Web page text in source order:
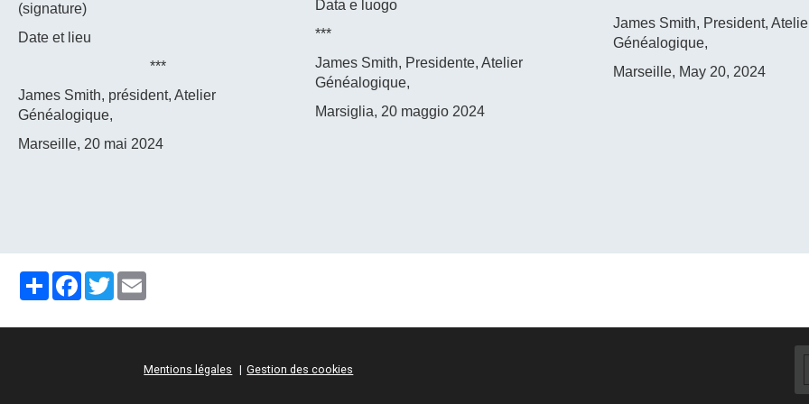
(signature)
Date et lieu
***
James Smith, président, Atelier
Généalogique,
Marseille, 20 mai 2024
Data e luogo
***
James Smith, Presidente, Atelier
Généalogique,
Marsiglia, 20 maggio 2024
James Smith, President,
Généalogique,
Marseille, May 20, 2024
PartagerFacebook
Twitter
Mentions légales Gestion des cookies